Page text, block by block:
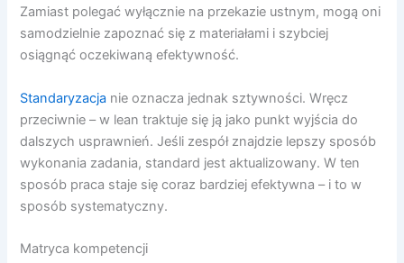
Zamiast polegać wyłącznie na przekazie ustnym, mogą oni
samodzielnie zapoznać się z materiałami i szybciej
osiągnąć oczekiwaną efektywność.
Standaryzacja nie oznacza jednak sztywności. Wręcz
przeciwnie – w lean traktuje się ją jako punkt wyjścia do
dalszych usprawnień. Jeśli zespół znajdzie lepszy sposób
wykonania zadania, standard jest aktualizowany. W ten
sposób praca staje się coraz bardziej efektywna – i to w
sposób systematyczny.
Matryca kompetencji